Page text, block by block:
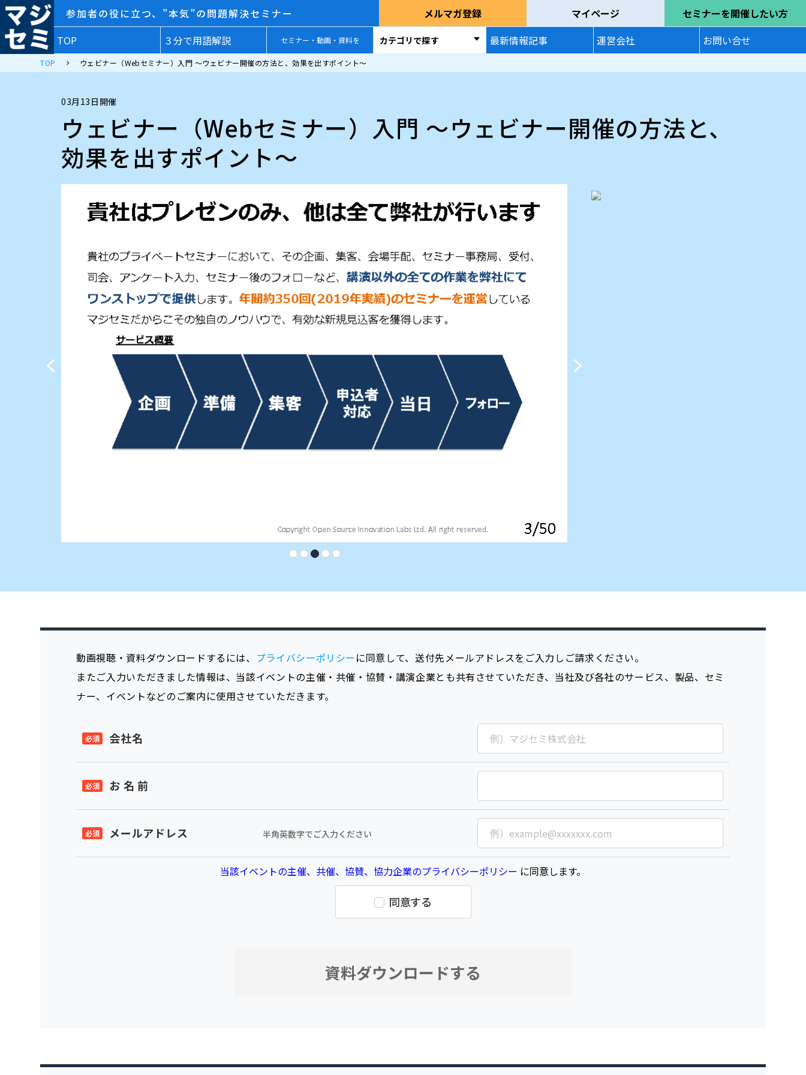
参加者の役に立つ、”本気”の問題解決セミナー メルマガ登録 マイページ
セミナーを開催したい方
TOP
３分で用語解説 セミナー・動画・資料を カテゴリで探す 最新情報記事 運営会社 お問い合せ
TOP ウェビナー（Webセミナー）入門 ～ウェビナー開催の方法と、効果を出すポイント～
03月13日開催
ウェビナー（Webセミナー）入門 ～ウェビナー開催の方法と、
効果を出すポイント～
動画視聴・資料ダウンロードするには、 プライバシーポリシー に同意して、送付先メールアドレスをご入力しご請求ください。
またご入力いただきました情報は、当該イベントの主催・共催・協賛・講演企業とも共有させていただき、当社及び各社のサービス、製品、セミ
ナー、イベントなどのご案内に使用させていただきます。
会社名
お 名 前
メールアドレス 半角英数字でご入力ください
当該イベントの主催、共催、協賛、協力企業のプライバシーポリシー に同意します。
同意する